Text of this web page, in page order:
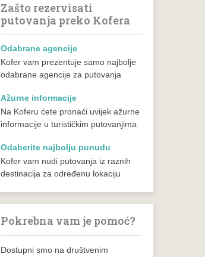
Zašto rezervisati
putovanja preko Kofera
Odabrane agencije
Kofer vam prezentuje samo najbolje
odabrane agencije za putovanja
Ažurne informacije
Na Koferu ćete pronaći uvijek ažurne
informacije u turističkim putovanjima
Odaberite najbolju punudu
Kofer vam nudi putovanja iz raznih
destinacija za određenu lokaciju
Pokrebna vam je pomoć?
Dostupni smo na društvenim